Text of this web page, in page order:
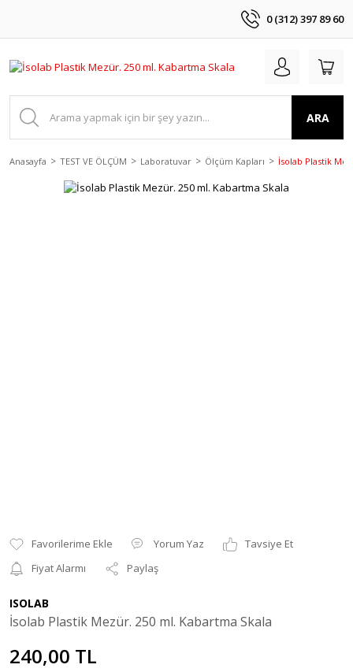
0 (312) 397 89 60
ARA
Anasayfa TEST VE ÖLÇÜM Laboratuvar Ölçüm Kapları İsolab Plastik
Yorum Yaz
Tavsiye Et
Fiyat Alarmı
Paylaş
ISOLAB
İsolab Plastik Mezür. 250 ml. Kabartma Skala
240,00 TL